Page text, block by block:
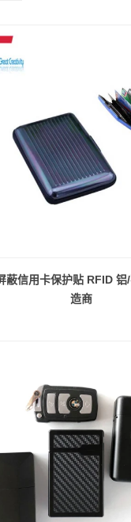
蔽信用卡保护贴 RFID 铝
造商